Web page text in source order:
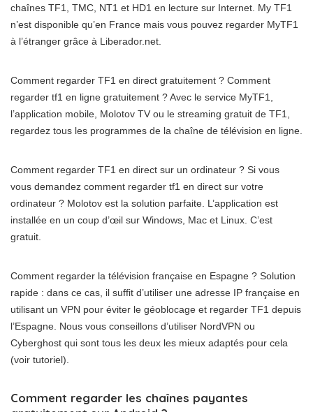
chaînes TF1, TMC, NT1 et HD1 en lecture sur Internet. My TF1
n’est disponible qu’en France mais vous pouvez regarder MyTF1
à l’étranger grâce à Liberador.net.
Comment regarder TF1 en direct gratuitement ? Comment
regarder tf1 en ligne gratuitement ? Avec le service MyTF1,
l’application mobile, Molotov TV ou le streaming gratuit de TF1,
regardez tous les programmes de la chaîne de télévision en ligne.
Comment regarder TF1 en direct sur un ordinateur ? Si vous
vous demandez comment regarder tf1 en direct sur votre
ordinateur ? Molotov est la solution parfaite. L’application est
installée en un coup d’œil sur Windows, Mac et Linux. C’est
gratuit.
Comment regarder la télévision française en Espagne ? Solution
rapide : dans ce cas, il suffit d’utiliser une adresse IP française en
utilisant un VPN pour éviter le géoblocage et regarder TF1 depuis
l’Espagne. Nous vous conseillons d’utiliser NordVPN ou
Cyberghost qui sont tous les deux les mieux adaptés pour cela
(voir tutoriel).
Comment regarder les chaînes payantes